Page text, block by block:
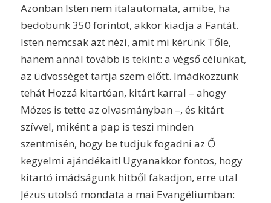
Azonban Isten nem italautomata, amibe, ha
bedobunk 350 forintot, akkor kiadja a Fantát.
Isten nemcsak azt nézi, amit mi kérünk Tőle,
hanem annál tovább is tekint: a végső célunkat,
az üdvösséget tartja szem előtt. Imádkozzunk
tehát Hozzá kitartóan, kitárt karral – ahogy
Mózes is tette az olvasmányban –, és kitárt
szívvel, miként a pap is teszi minden
szentmisén, hogy be tudjuk fogadni az Ő
kegyelmi ajándékait! Ugyanakkor fontos, hogy
kitartó imádságunk hitből fakadjon, erre utal
Jézus utolsó mondata a mai Evangéliumban: